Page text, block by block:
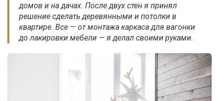
домов и на дачах. После двух стен я принял
решение сделать деревянными и потолки в
квартире. Все — от монтажа каркаса для вагонки
до лакировки мебели — я делал своими руками.